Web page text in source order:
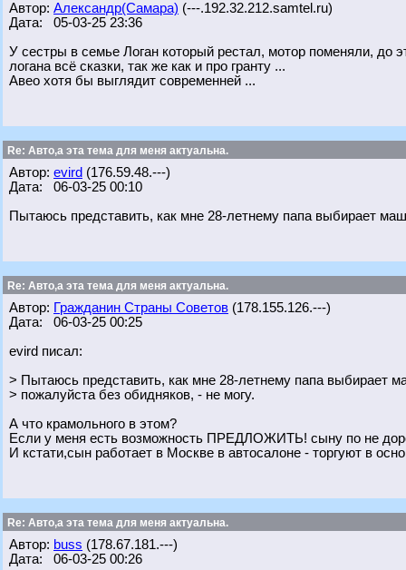
Автор: Александр(Самара) (---.192.32.212.samtel.ru)
Дата: 05-03-25 23:36
У сестры в семье Логан который рестал, мотор поменяли, до
логана всё сказки, так же как и про гранту ...
Авео хотя бы выглядит современней ...
Re: Авто,а эта тема для меня актуальна.
Автор: evird (176.59.48.---)
Дата: 06-03-25 00:10
Пытаюсь представить, как мне 28-летнему папа выбирает
Re: Авто,а эта тема для меня актуальна.
Автор: Гражданин Страны Советов (178.155.126.---)
Дата: 06-03-25 00:25
evird писал:
> Пытаюсь представить, как мне 28-летнему папа выбирает
> пожалуйста без обидняков, - не могу.
А что крамольного в этом?
Если у меня есть возможность ПРЕДЛОЖИТЬ! сыну по не
И кстати,сын работает в Москве в автосалоне - торгуют в
Re: Авто,а эта тема для меня актуальна.
Автор: buss (178.67.181.---)
Дата: 06-03-25 00:26